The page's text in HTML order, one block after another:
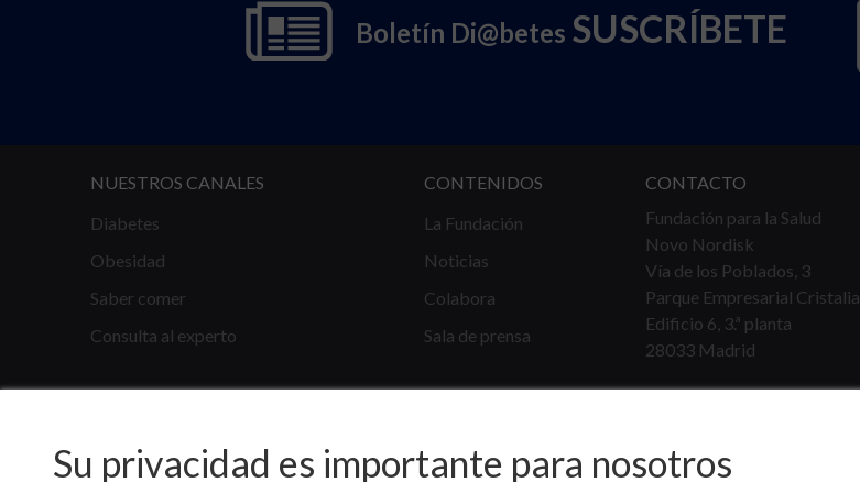
Su privacidad es importante para nosotros
Boletín Di@betes SUSCRÍBETE
NUESTROS CANALES
Diabetes
Obesidad
Saber comer
Consulta al experto
CONTENIDOS
La Fundación
Noticias
Colabora
Sala de prensa
CONTACTO
Fundación para la Salud
Novo Nordisk
Vía de los Poblados, 3
Parque Empresarial Cristalia
Edificio 6, 3.ª planta
28033 Madrid